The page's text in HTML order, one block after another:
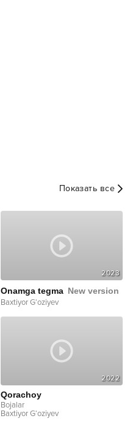
Показать все
2023
Onamga tegma New version
Baxtiyor G‘oziyev
2022
Qorachoy
Bojalar
Baxtiyor G‘oziyev